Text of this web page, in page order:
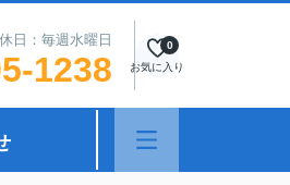
日：毎週水曜日
1238 お気に入り
0